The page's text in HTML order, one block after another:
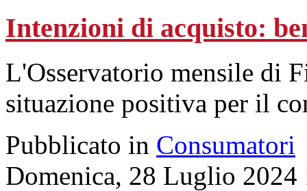
Intenzioni di acquisto:
L'Osservatorio mensile di
situazione positiva per il
Pubblicato in Consumatori
Domenica, 28 Luglio 2024